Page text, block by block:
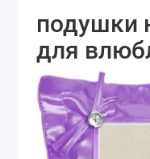
подушки
для